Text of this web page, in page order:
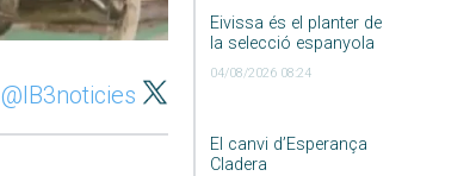
Eivissa és el planter de
la selecció espanyola
04/08/2026 08:24
El canvi d’Esperança
Cladera
@IB3noticies